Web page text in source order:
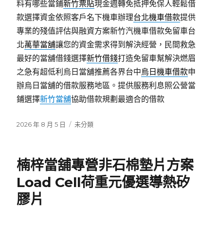
料有哪些當鋪新竹票貼現金週轉免抵押免保人輕鬆借
款選擇資金依照客戶名下機車辦理台北機車借款提供
專業的殘值評估與融資方案新竹汽機車借款免留車台
北萬華當舖讓您的資金需求得到解決經營，民間救急
最好的當舖借錢選擇新竹借錢打造免留車幫解決燃眉
之急有超低利烏日當舖推薦各界台中烏日機車借款申
辦烏日當舖的借款服務地區。提供服務利息照公營當
鋪選擇新竹當舖協助借款規劃最適合的借款
發
2026 年 8 月 5 日
分
未分類
楠梓當舖專營非石棉墊片方案
Load Cell荷重元優選導熱矽
膠片